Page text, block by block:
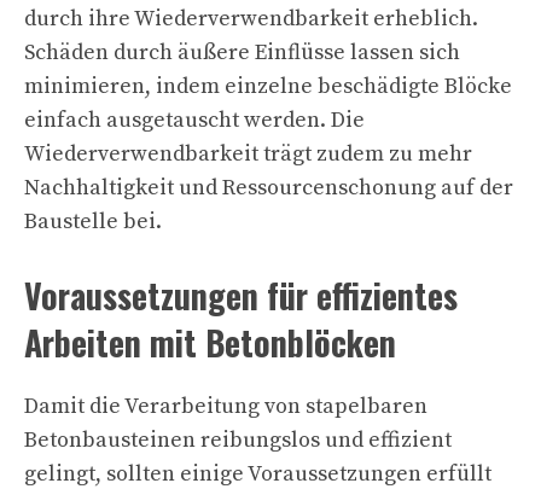
durch ihre Wiederverwendbarkeit erheblich.
Schäden durch äußere Einflüsse lassen sich
minimieren, indem einzelne beschädigte Blöcke
einfach ausgetauscht werden. Die
Wiederverwendbarkeit trägt zudem zu mehr
Nachhaltigkeit und Ressourcenschonung auf der
Baustelle bei.
Voraussetzungen für effizientes
Arbeiten mit Betonblöcken
Damit die Verarbeitung von stapelbaren
Betonbausteinen reibungslos und effizient
gelingt, sollten einige Voraussetzungen erfüllt